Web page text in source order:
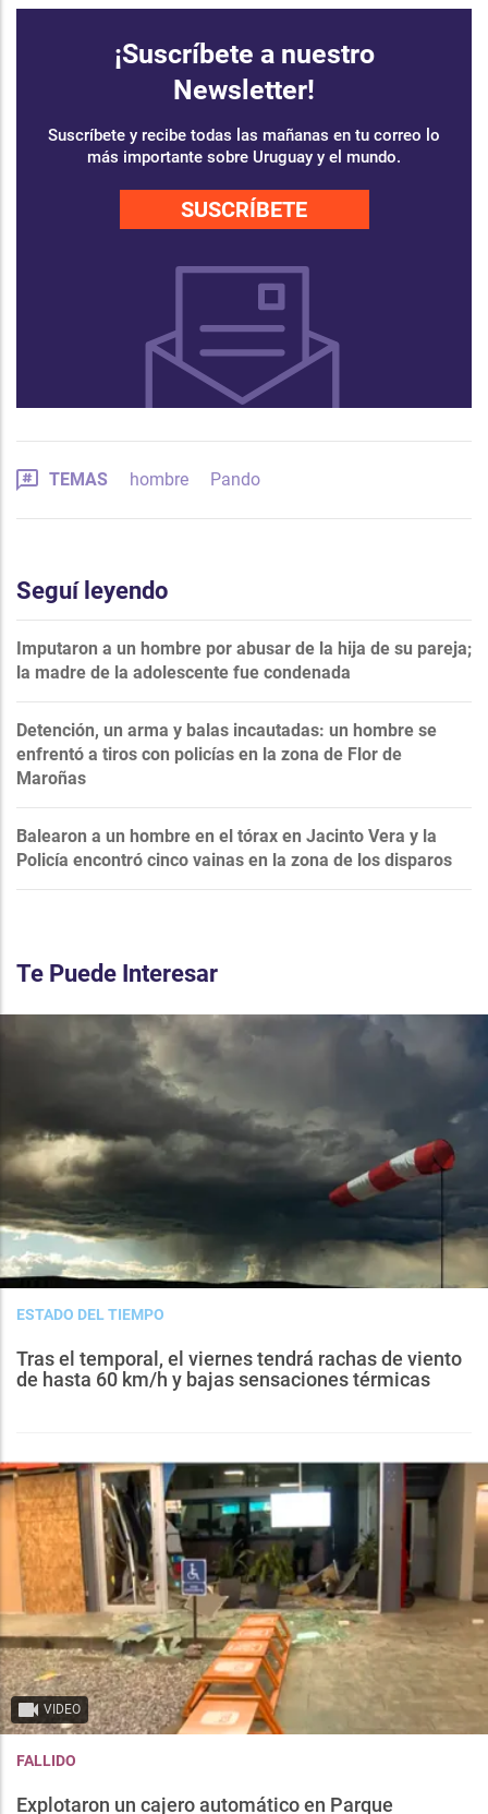
¡Suscríbete a nuestro
Newsletter!
Suscríbete y recibe todas las mañanas en tu correo lo
más importante sobre Uruguay y el mundo.
SUSCRÍBETE
TEMAS hombre Pando
Seguí leyendo
Imputaron a un hombre por abusar de la hija de su pareja;
la madre de la adolescente fue condenada
Detención, un arma y balas incautadas: un hombre se
enfrentó a tiros con policías en la zona de Flor de
Maroñas
Balearon a un hombre en el tórax en Jacinto Vera y la
Policía encontró cinco vainas en la zona de los disparos
Te Puede Interesar
ESTADO DEL TIEMPO
Tras el temporal, el viernes tendrá rachas de viento
de hasta 60 km/h y bajas sensaciones térmicas
VIDEO
FALLIDO
Explotaron un cajero automático en Parque